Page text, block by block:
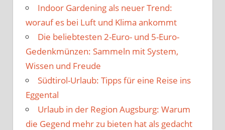
Indoor Gardening als neuer Trend:
worauf es bei Luft und Klima ankommt
Die beliebtesten 2-Euro- und 5-Euro-
Gedenkmünzen: Sammeln mit System,
Wissen und Freude
Südtirol-Urlaub: Tipps für eine Reise ins
Eggental
Urlaub in der Region Augsburg: Warum
die Gegend mehr zu bieten hat als gedacht